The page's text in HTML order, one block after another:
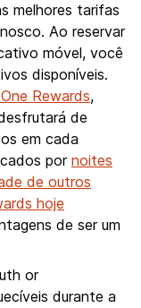
melhores tarifas
Ao reservar
móvel, você
disponíveis.
Rewards,
de
em cada
por noites
de outros
hoje
de ser um
or
durante a